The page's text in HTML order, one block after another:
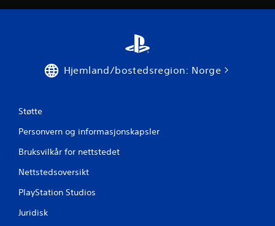
Hjemland/bostedsregion: Norge
Støtte
Personvern og informasjonskapsler
Bruksvilkår for nettstedet
Nettstedsoversikt
PlayStation Studios
Juridisk